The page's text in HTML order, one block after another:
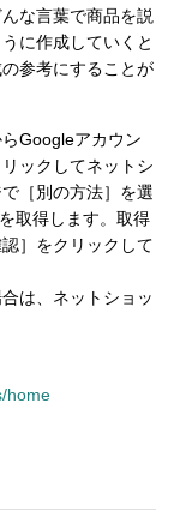
な言葉で商品を説
に作成していくと
参考にすることが
Googleアカウン
ックしてネットシ
［別の方法］を選
取得します。取得
］をクリックして
は、ネットショッ
home